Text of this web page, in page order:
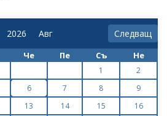
Следващ
Че Пе Съ Не
1
2
6 7 8
9
13 14 15
16